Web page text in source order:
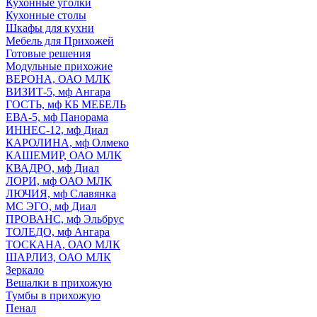
Кухонные уголки
Кухонные столы
Шкафы для кухни
Мебель для Прихожей
Готовые решения
Модульные прихожие
ВЕРОНА, ОАО МЛК
ВИЗИТ-5, мф Ангара
ГОСТЬ, мф КБ МЕБЕЛЬ
ЕВА-5, мф Панорама
ИННЕС-12, мф Диал
КАРОЛИНА, мф Олмеко
КАШЕМИР, ОАО МЛК
КВАДРО, мф Диал
ЛОРИ, мф ОАО МЛК
ЛЮЧИЯ, мф Славянка
МС ЭГО, мф Диал
ПРОВАНС, мф Эльбрус
ТОЛЕДО, мф Ангара
ТОСКАНА, ОАО МЛК
ШАРЛИЗ, ОАО МЛК
Зеркало
Вешалки в прихожую
Тумбы в прихожую
Пенал